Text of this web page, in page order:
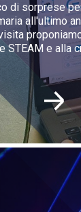
di sorprese
all'ultimo
STEAM e alla